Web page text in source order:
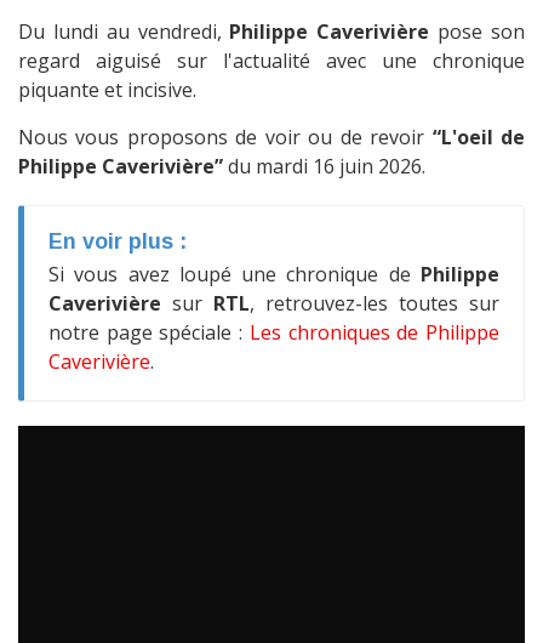
Du lundi au vendredi, Philippe Caverivière pose son
regard aiguisé sur l'actualité avec une chronique
piquante et incisive.
Nous vous proposons de voir ou de revoir “L'oeil de
Philippe Caverivière”du mardi 16 juin 2026.
En voir plus :
Si vous avez loupé une chronique de Philippe
Caverivière sur RTL, retrouvez-les toutes sur
notre page spéciale : Les chroniques de Philippe
Caverivière.